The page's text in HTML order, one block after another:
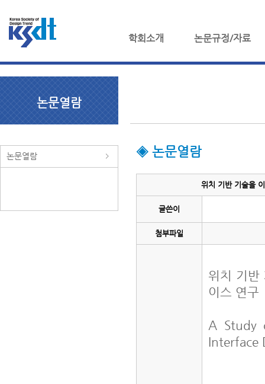
학회소개 논문규정/자료
논문열람
논문열람 ◈ 논문열람
위치 기반 기술을
글쓴이
첨부파일
위치 기반
이스 연구
A Study
Interface